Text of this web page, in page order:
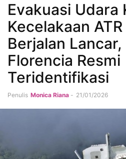
Evakuasi Udara
Kecelakaan
Berjalan
Florencia Resmi
Teridentifikasi
Penulis Monica Riana - 21/01/2026